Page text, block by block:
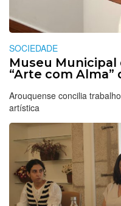
SOCIEDADE
Museu
“Arte com Alma”
Arouquense concilia
artística